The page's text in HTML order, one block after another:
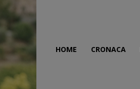
HOME CRONACA